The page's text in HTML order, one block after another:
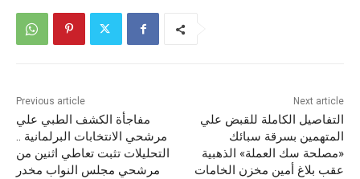
Previous article
مفاجأة الكشف الطبي علي
مرشحي الانتخابات البرلمانية ..
التحليلات تثبت تعاطي اثنين من
مرشحي مجلس النواب مخدر
Next article
التفاصيل الكاملة للقبض علي
المتهمين بسرقة سبائك
«مصلحة سك العملة» الذهبية
عقب بلاغ أمين مخزن الخامات